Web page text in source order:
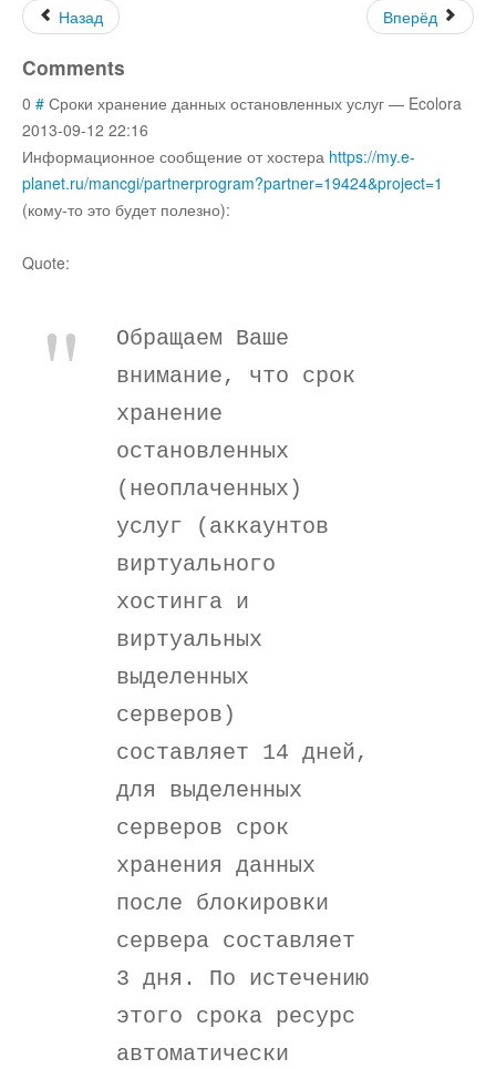
Назад Вперёд
Comments
0 # Сроки хранение данных остановленных услуг — Ecolora
2013-09-12 22:16
Информационное сообщение от хостера https://my.e-
planet.ru/mancgi/partnerprogram?partner=19424&project=1
(кому-то это будет полезно):
Quote:
Обращаем Ваше
внимание, что срок
хранение
остановленных
(неоплаченных)
услуг (аккаунтов
виртуального
хостинга и
виртуальных
выделенных
серверов)
составляет 14 дней,
для выделенных
серверов срок
хранения данных
после блокировки
сервера составляет
3 дня. По истечению
этого срока ресурс
автоматически